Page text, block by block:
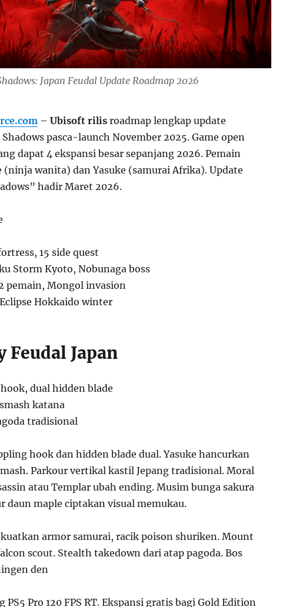
Japan Feudal Update Roadmap 2026
– Ubisoft rilisroadmap lengkap update
Shadows pasca-launch November 2025. Game open
dapat 4 ekspansi besar sepanjang 2026. Pemain
(ninja wanita) dan Yasuke (samurai Afrika). Update
hadir Maret 2026.
15 side quest
Storm Kyoto, Nobunaga boss
pemain, Mongol invasion
Hokkaido winter
Feudal Japan
dual hidden blade
katana
tradisional
hook dan hidden blade dual. Yasuke hancurkan
Parkour vertikal kastil Jepang tradisional. Moral
atau Templar ubah ending. Musim bunga sakura
daun maple ciptakan visual memukau.
armor samurai, racik poison shuriken. Mount
scout. Stealth takedown dari atap pagoda. Bos
den
PS5 Pro 120 FPS RT. Ekspansi gratis bagi Gold Edition